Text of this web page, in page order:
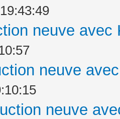
neuve avec
neuve
neuve